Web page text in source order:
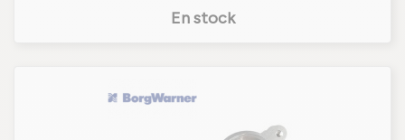
En stock